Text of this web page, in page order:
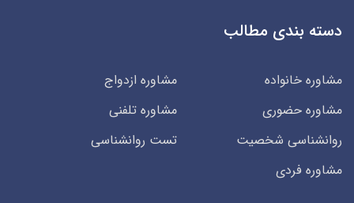
دسته بندی مطالب
مشاوره خانواده
مشاوره ازدواج
مشاوره حضوری
مشاوره تلفنی
روانشناسی شخصیت
تست روانشناسی
مشاوره فردی